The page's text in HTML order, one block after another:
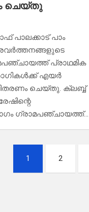
ചെയ്തു
പാലക്കാട് പാം
പ്രാഥമിക
എയർ
ചെയ്തു. ക്ലബ്ബ്
ഗ്രാമപഞ്ചായത്ത്…
1 2